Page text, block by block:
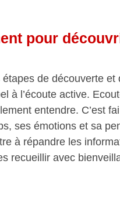
pour
étapes de découverte et
à l’écoute active.
entendre. C’est
ses émotions et sa
à répandre les
recueillir avec